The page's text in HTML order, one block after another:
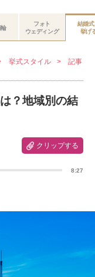
輪
フォト
ウェディング
結婚
挙げ
挙式スタイル
記事
？地域別の結
クリップする
8:27